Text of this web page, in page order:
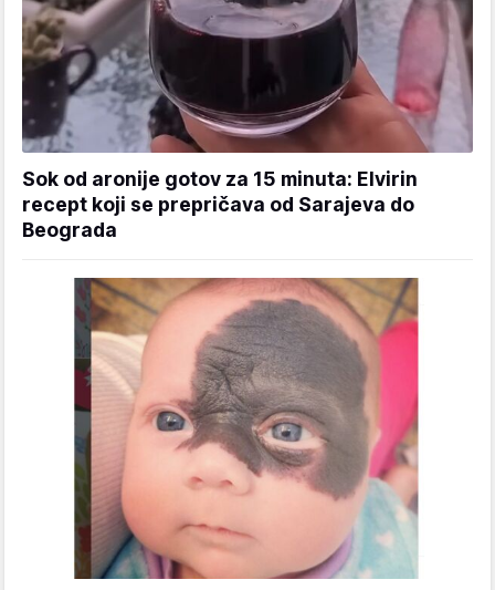
Sok od aronije gotov za 15 minuta: Elvirin
recept koji se prepričava od Sarajeva do
Beograda